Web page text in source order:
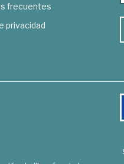
frecuentes
privacidad